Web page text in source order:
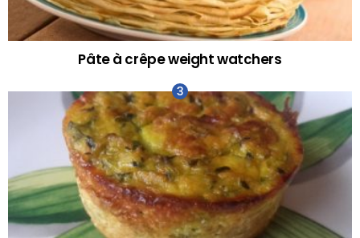
Pâte à crêpe weight watchers